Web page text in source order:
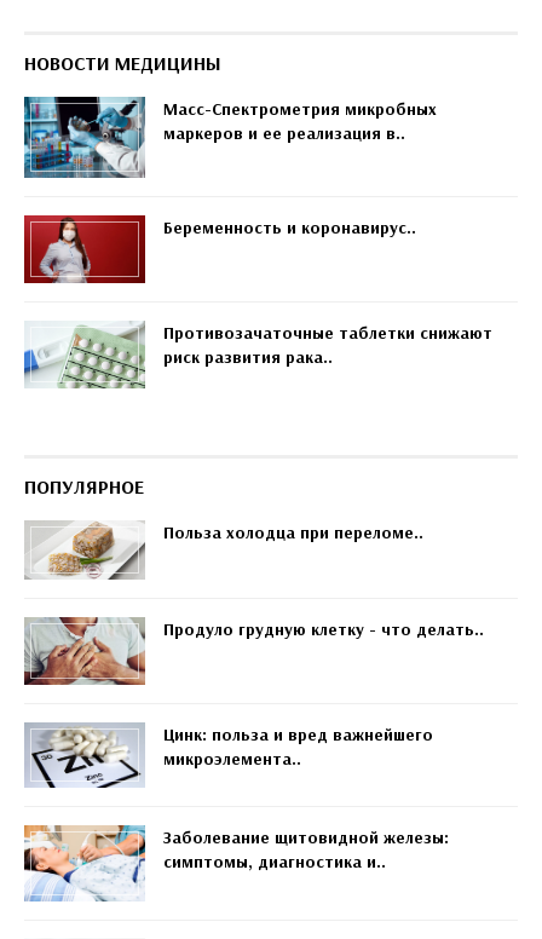
НОВОСТИ МЕДИЦИНЫ
Масс-Спектрометрия микробных
маркеров и ее реализация в..
Беременность и коронавирус..
Противозачаточные таблетки снижают
риск развития рака..
ПОПУЛЯРНОЕ
Польза холодца при переломе..
Продуло грудную клетку - что делать..
Цинк: польза и вред важнейшего
микроэлемента..
Заболевание щитовидной железы:
симптомы, диагностика и..